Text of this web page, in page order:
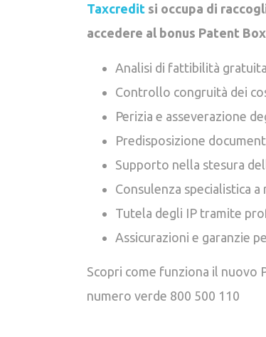
Taxcredit si occupa di
accedere al bonus Patent
Analisi di fattibilità gratuita
Controllo congruità dei
Perizia e asseverazione
Predisposizione
Supporto nella stesura
Consulenza specialistica
Tutela degli IP tramite
Assicurazioni e garanzie
Scopri come funziona il nuovo
numero verde 800 500 110